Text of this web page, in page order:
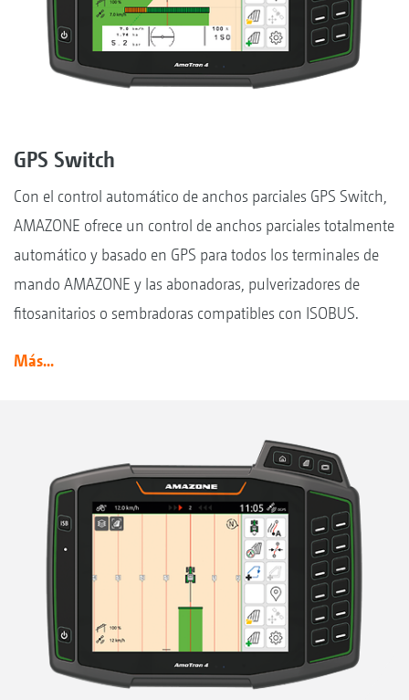
GPS Switch
Con el control automático de anchos parciales GPS Switch,
AMAZONE ofrece un control de anchos parciales totalmente
automático y basado en GPS para todos los terminales de
mando AMAZONE y las abonadoras, pulverizadores de
fitosanitarios o sembradoras compatibles con ISOBUS.
Más...